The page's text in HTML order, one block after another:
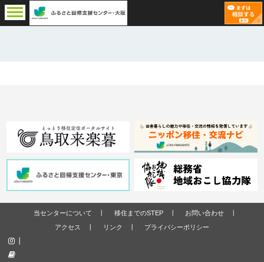
当センターについて 移住までのSTEP
お問い合わせ
アクセス
リンク プライバシーポリシー